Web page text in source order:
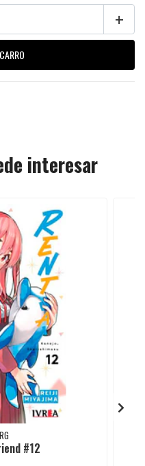
+
interesar
#12